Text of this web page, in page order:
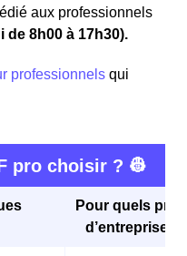
aux professionnels
de 8h00 à 17h30).
professionnels qui
pro choisir ? 👷
Pour quels
d’entreprises